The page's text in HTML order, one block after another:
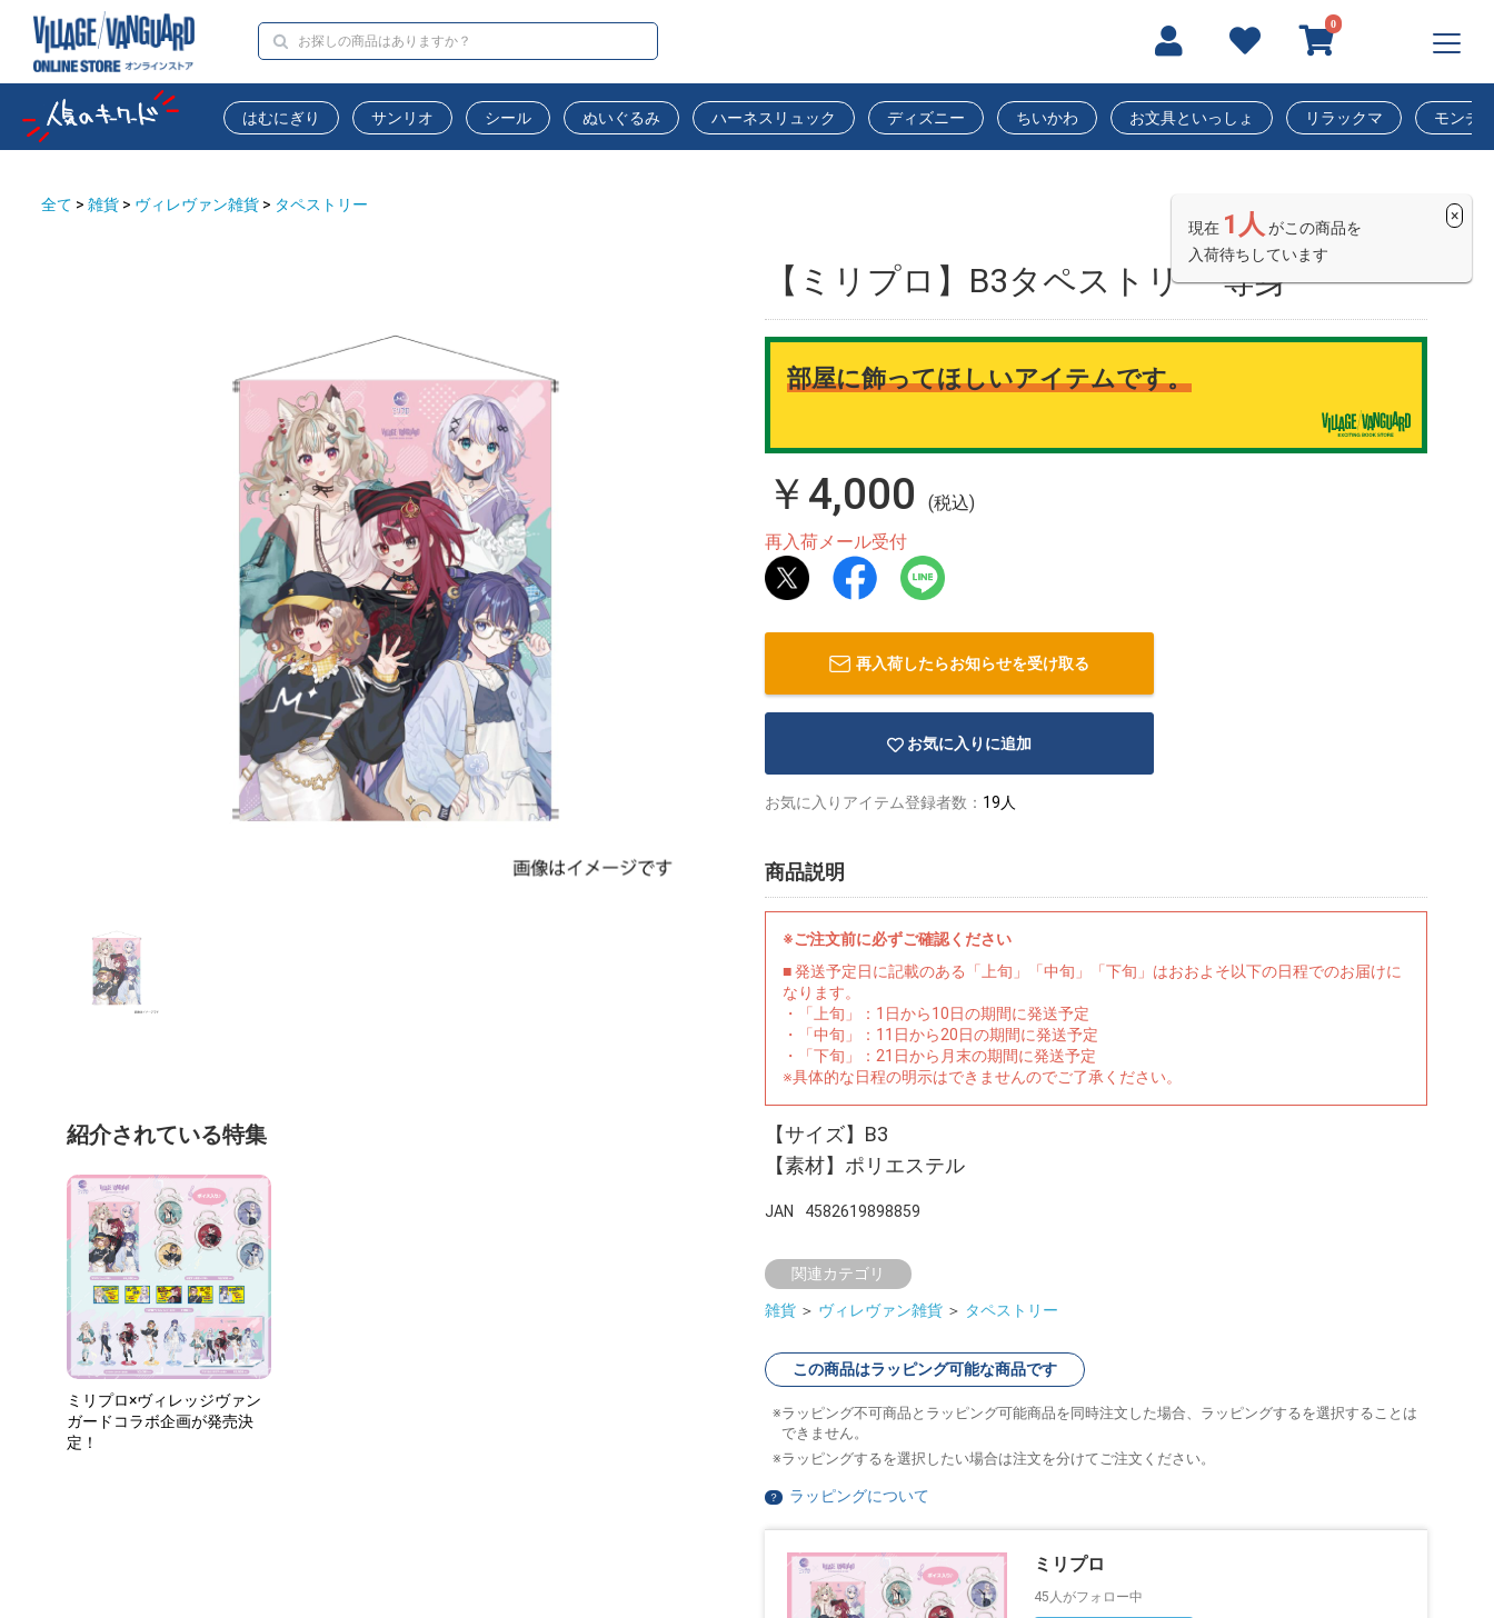
0
はむにぎり サンリオ シール ぬいぐるみ ハーネスリュック ディズニー ちいかわ お文具といっしょ リラックマ モンチ
全て > 雑貨 > ヴィレヴァン雑貨 > タペストリー
現在 1人 がこの商品を
入荷待ちしています
×
【ミリプロ】B3タペストリー 等身
部屋に飾ってほしいアイテムです。
￥4,000
(税込)
再入荷メール受付
再入荷したらお知らせを受け取る
お気に入りに追加
お気に入りアイテム登録者数： 19人
商品説明
※ご注文前に必ずご確認ください
■ 発送予定日に記載のある「上旬」「中旬」「下旬」はおおよそ以下の日程でのお届けに
なります。
・「上旬」：1日から10日の期間に発送予定
・「中旬」：11日から20日の期間に発送予定
・「下旬」：21日から月末の期間に発送予定
※具体的な日程の明示はできませんのでご了承ください。
【サイズ】B3
【素材】ポリエステル
JAN 4582619898859
関連カテゴリ
雑貨 ＞ ヴィレヴァン雑貨 ＞ タペストリー
この商品はラッピング可能な商品です
ラッピング不可商品とラッピング可能商品を同時注文した場合、ラッピングするを選択することは
できません。
ラッピングするを選択したい場合は注文を分けてご注文ください。
？ ラッピングについて
ミリプロ
45人がフォロー中
紹介されている特集
ミリプロ×ヴィレッジヴァン
ガードコラボ企画が発売決
定！